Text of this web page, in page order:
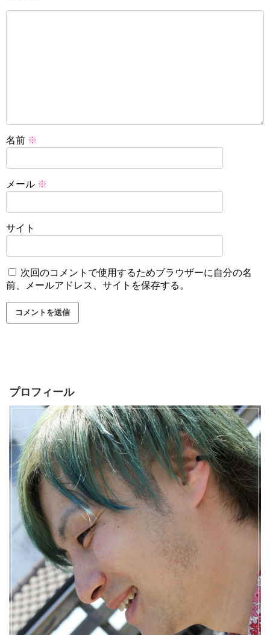
名前 ※
メール ※
サイト
次回のコメントで使用するためブラウザーに自分の名
前、メールアドレス、サイトを保存する。
プロフィール